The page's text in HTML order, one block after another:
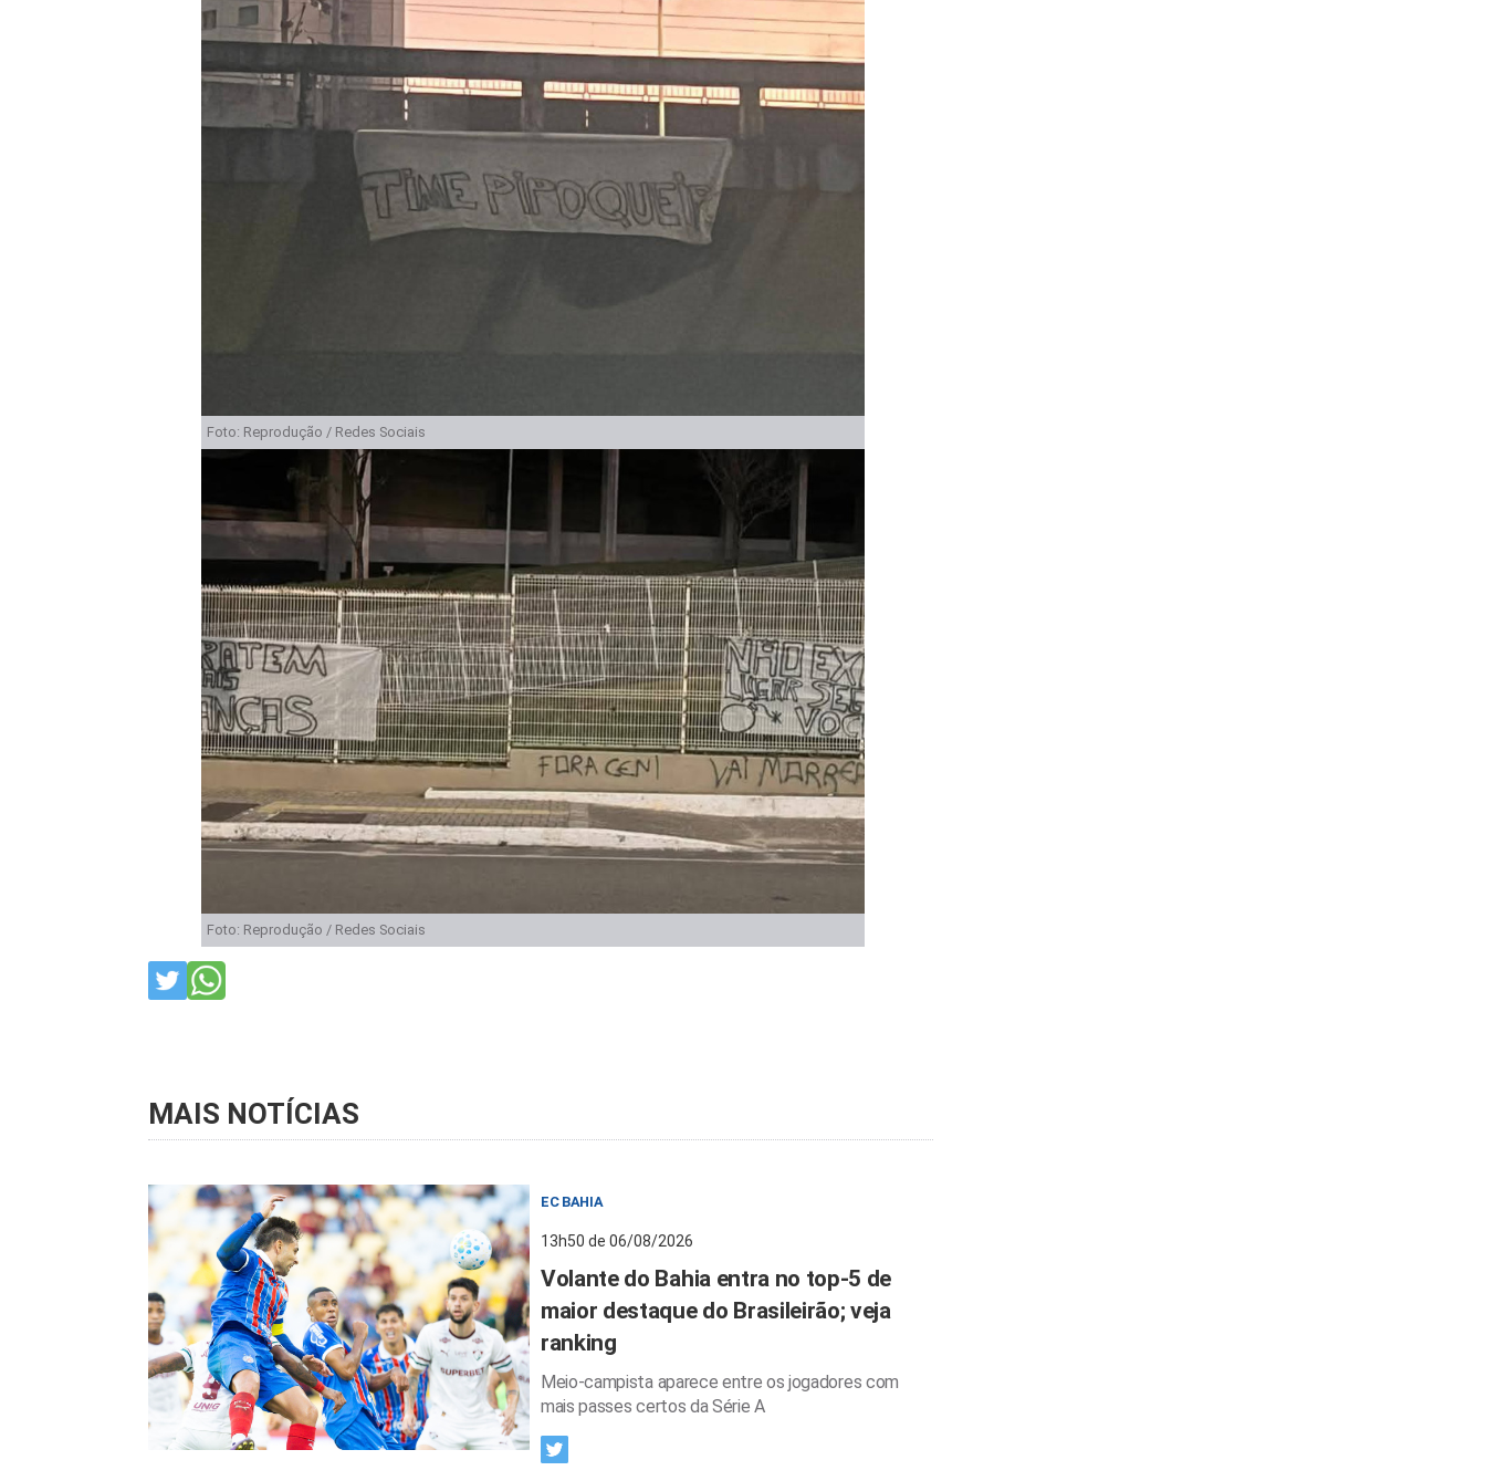
Foto: Reprodução / Redes Sociais
Foto: Reprodução / Redes Sociais
MAIS NOTÍCIAS
EC BAHIA
13h50 de 06/08/2026
Volante do Bahia entra no top-5 de
maior destaque do Brasileirão; veja
ranking
Meio-campista aparece entre os jogadores com
mais passes certos da Série A